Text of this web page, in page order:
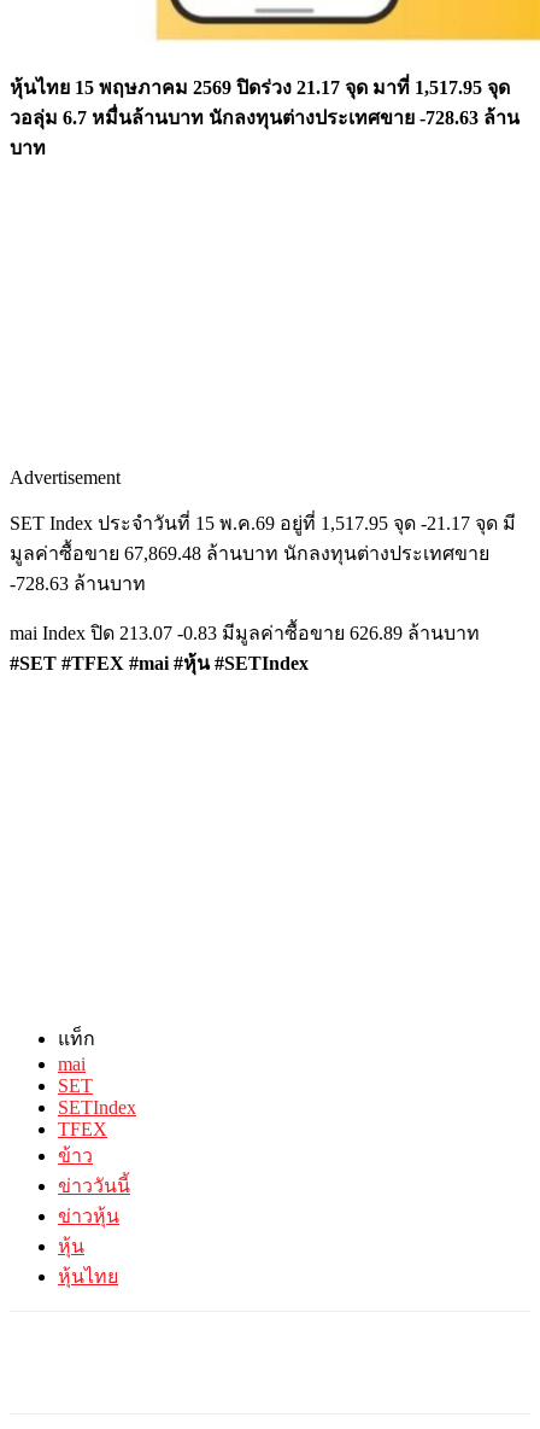
หุ้นไทย 15 พฤษภาคม 2569 ปิดร่วง 21.17 จุด มาที่ 1,517.95 จุด
วอลุ่ม 6.7 หมื่นล้านบาท นักลงทุนต่างประเทศขาย -728.63 ล้าน
บาท
Advertisement
SET Index ประจำวันที่ 15 พ.ค.69 อยู่ที่ 1,517.95 จุด -21.17 จุด มี
มูลค่าซื้อขาย 67,869.48 ล้านบาท นักลงทุนต่างประเทศขาย
-728.63 ล้านบาท
mai Index ปิด 213.07 -0.83 มีมูลค่าซื้อขาย 626.89 ล้านบาท
#SET #TFEX #mai #หุ้น #SETIndex
แท็ก
mai
SET
SETIndex
TFEX
ข้าว
ข่าววันนี้
ข่าวหุ้น
หุ้น
หุ้นไทย